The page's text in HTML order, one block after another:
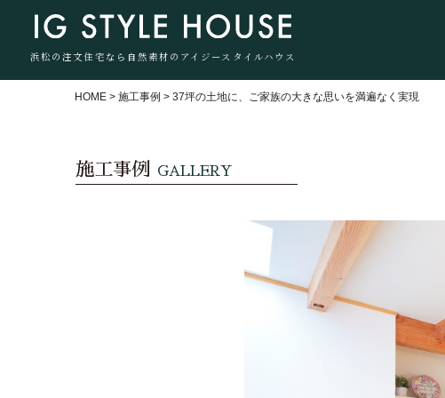
浜松の注文住宅なら自然素材のアイジースタイルハウス
HOME > 施工事例 > 37坪の土地に、ご家族の大きな思いを満遍なく実現
施工事例 GALLERY